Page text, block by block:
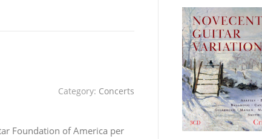
Category: Concerts
Foundation of America per